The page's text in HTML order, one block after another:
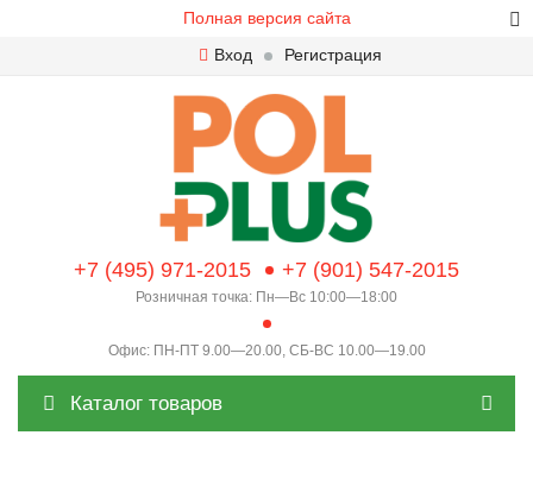
Полная версия сайта
Вход
Регистрация
+7 (495) 971-2015 +7 (901) 547-2015
Розничная точка: Пн—Вс 10:00—18:00
Офис: ПН-ПТ 9.00—20.00, СБ-ВС 10.00—19.00
Каталог товаров